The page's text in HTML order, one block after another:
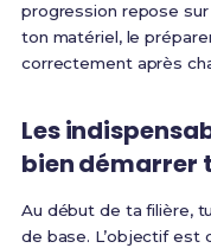
progression repose
ton matériel, le
correctement après
Les
bien démarrer
Au début de ta filière,
de base. L’objectif est